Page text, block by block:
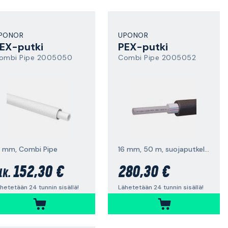
putki
Pipe 2005050
mm, Combi Pipe
152,30 €
24 tunnin sisällä!
UPONOR
PEX-putki
Combi Pipe 2005052
16 mm, 50 m, suojaputkella ja solumuovieristeellä
280,30 €
Lähetetään 24 tunnin sisällä!